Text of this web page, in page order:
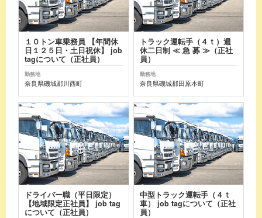
１０トン車乗務員 【年間休
日１２５日・土日祝休】 job
tagについて（正社員）
勤務地
奈良県磯城郡川西町
トラック運転手（４ｔ）週
休二日制 ≪ 急 募 ≫（正社
員）
勤務地
奈良県磯城郡田原本町
ドライバー職（平日限定）
【地域限定正社員】 job tag
について（正社員）
中型トラック運転手（４ｔ
車） job tagについて（正社
員）